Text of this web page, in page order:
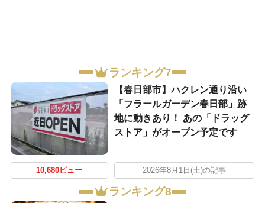
ランキング7
【春日部市】ハクレン通り沿い
「フラールガーデン春日部」跡
地に動きあり！ あの「ドラッグ
ストア」がオープン予定です
10,680ビュー 2026年8月1日(土)の記事
ランキング8